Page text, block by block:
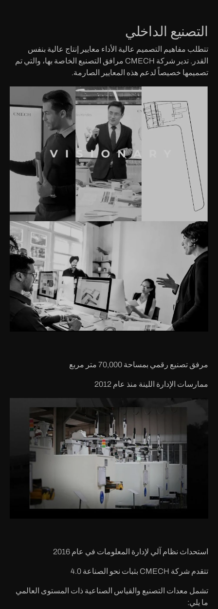
التصنيع الداخلي
تتطلب مفاهيم التصميم عالية الأداء معايير إنتاج عالية بنفس
القدر. تدير شركة CMECH مرافق التصنيع الخاصة بها، والتي تم
تصميمها خصيصاً لدعم هذه المعايير الصارمة.
مرفق تصنيع رقمي بمساحة 70,000 متر مربع
ممارسات الإدارة اللينة منذ عام 2012
استحداث نظام آلي لإدارة المعلومات في عام 2016
تتقدم شركة CMECH بثبات نحو الصناعة 4.0
تشمل معدات التصنيع والقياس الصناعية ذات المستوى العالمي
ما يلي: